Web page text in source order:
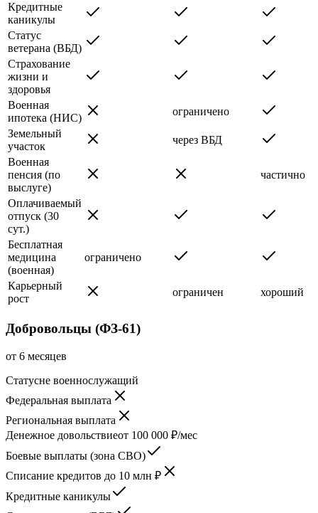
Кредитные
каникулы
Статус
ветерана (ВБД)
Страхование
жизни и
здоровья
Военная
ипотека (НИС)
ограничено
Земельный
участок
через ВБД
Военная
пенсия (по
выслуге)
частично
Оплачиваемый
отпуск (30
сут.)
Бесплатная
медицина
(военная)
ограничено
Карьерный
рост
ограничен хороший
Добровольцы (ФЗ-61)
от 6 месяцев
Статусне военнослужащий
Федеральная выплата
Региональная выплата
Денежное довольствиеот 100 000 ₽/мес
Боевые выплаты (зона СВО)
Списание кредитов до 10 млн ₽
Кредитные каникулы